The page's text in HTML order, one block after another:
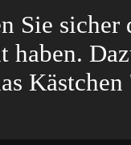
Sie
haben.